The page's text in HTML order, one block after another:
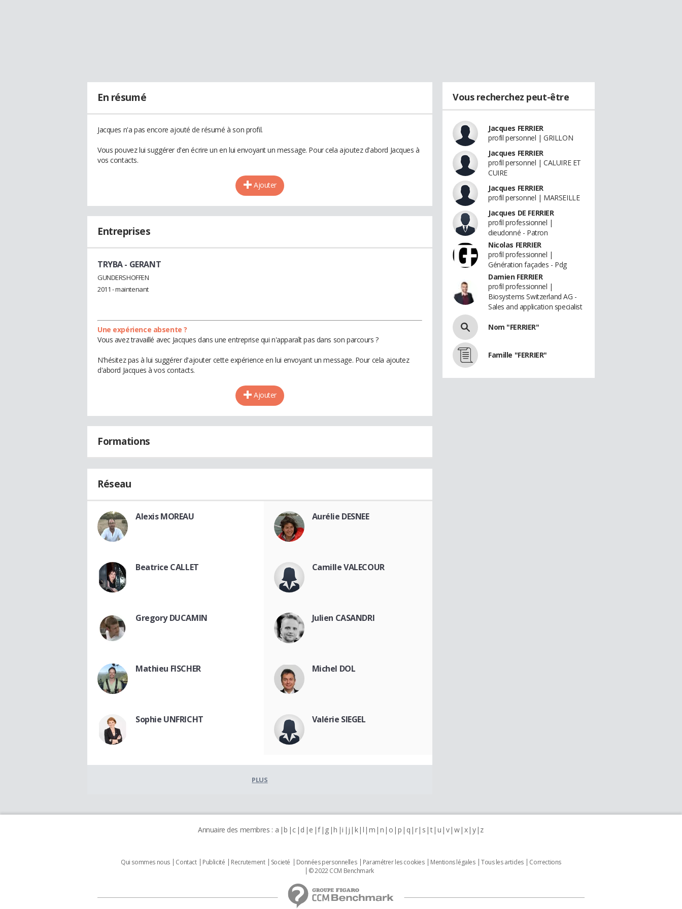
En résumé
Jacques n'a pas encore ajouté de résumé à son profil.
Vous pouvez lui suggérer d'en écrire un en lui envoyant un message. Pour cela ajoutez d'abord Jacques à
vos contacts.
Ajouter
Entreprises
TRYBA- GERANT
GUNDERSHOFFEN
2011 - maintenant
Une expérience absente ?
Vous avez travaillé avec Jacques dans une entreprise qui n'apparaît pas dans son parcours ?
N'hésitez pas à lui suggérer d'ajouter cette expérience en lui envoyant un message. Pour cela ajoutez
d'abord Jacques à vos contacts.
Ajouter
Formations
Réseau
Alexis MOREAU Aurélie DESNEE
Beatrice CALLET Camille VALECOUR
Gregory DUCAMIN Julien CASANDRI
Mathieu FISCHER Michel DOL
Sophie UNFRICHT Valérie SIEGEL
PLUS
Vous recherchez peut-être
Jacques FERRIER
profil personnel | GRILLON
Jacques FERRIER
profil personnel | CALUIRE ET
CUIRE
Jacques FERRIER
profil personnel | MARSEILLE
Jacques DE FERRIER
profil professionnel |
dieudonné - Patron
Nicolas FERRIER
profil professionnel |
Génération façades - Pdg
Damien FERRIER
profil professionnel |
Biosystems Switzerland AG -
Sales and application specialist
Nom "FERRIER"
Famille "FERRIER"
Annuaire des membres : a b c d e f g h i j k l m n o p q r s t u v w x y z
Qui sommes nous Contact Publicité Recrutement Societé Données personnelles Paramétrer les cookies Mentions légales Tous les articles
Corrections
© 2022 CCM Benchmark